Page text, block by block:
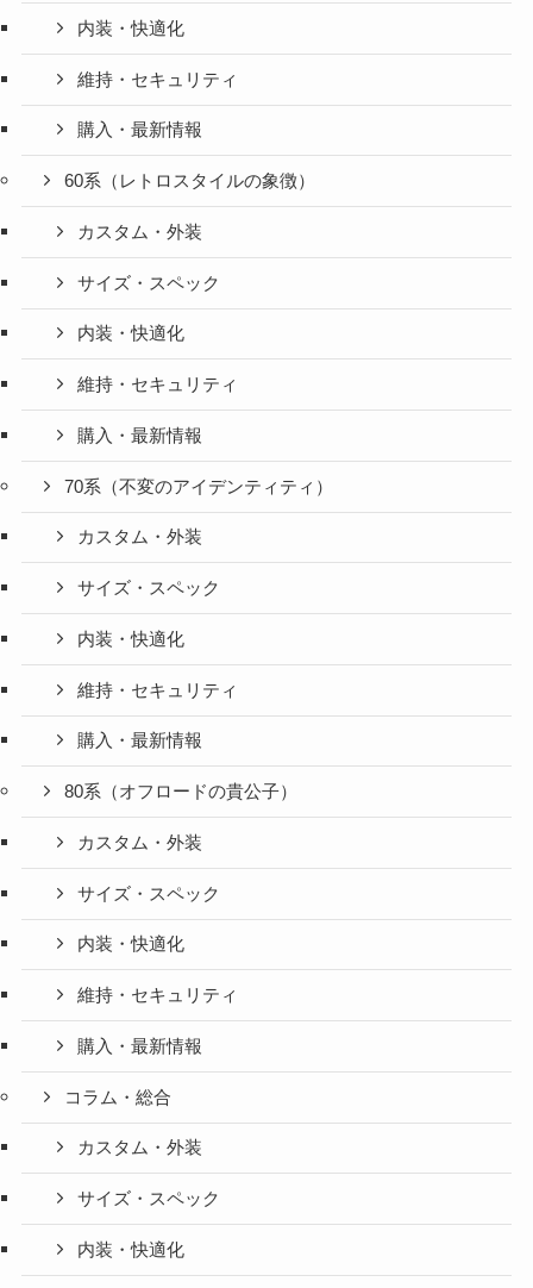
内装・快適化
維持・セキュリティ
購入・最新情報
60系（レトロスタイルの象徴）
カスタム・外装
サイズ・スペック
内装・快適化
維持・セキュリティ
購入・最新情報
70系（不変のアイデンティティ）
カスタム・外装
サイズ・スペック
内装・快適化
維持・セキュリティ
購入・最新情報
80系（オフロードの貴公子）
カスタム・外装
サイズ・スペック
内装・快適化
維持・セキュリティ
購入・最新情報
コラム・総合
カスタム・外装
サイズ・スペック
内装・快適化